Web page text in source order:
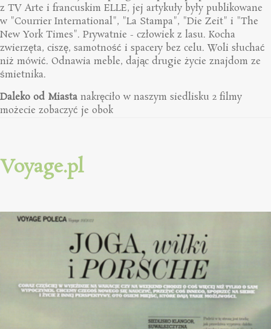
z TV Arte i francuskim ELLE, jej artykuły były publikowane
w "Courrier International", "La Stampa", "Die Zeit" i "The
New York Times". Prywatnie - człowiek z lasu. Kocha
zwierzęta, ciszę, samotność i spacery bez celu. Woli słuchać
niż mówić. Odnawia meble, dając drugie życie znajdom ze
śmietnika.
Daleko od Miasta nakręciło w naszym siedlisku 2 filmy
możecie zobaczyć je obok
Voyage.pl